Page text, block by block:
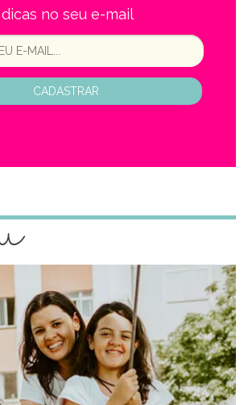
dicas no seu e-mail
CADASTRAR